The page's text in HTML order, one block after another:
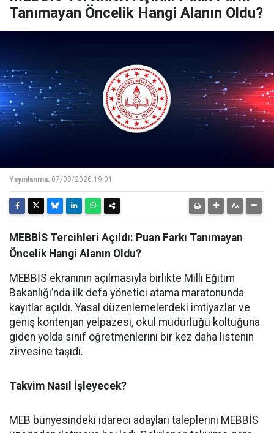
Tanımayan Öncelik Hangi Alanın Oldu?
Yayınlanma: 07/08/2026 19:01
MEBBİS Tercihleri Açıldı: Puan Farkı Tanımayan
Öncelik Hangi Alanın Oldu?
MEBBİS ekranının açılmasıyla birlikte Milli Eğitim
Bakanlığı’nda ilk defa yönetici atama maratonunda
kayıtlar açıldı. Yasal düzenlemelerdeki imtiyazlar ve
geniş kontenjan yelpazesi, okul müdürlüğü koltuğuna
giden yolda sınıf öğretmenlerini bir kez daha listenin
zirvesine taşıdı.
Takvim Nasıl İşleyecek?
MEB bünyesindeki idareci adayları taleplerini MEBBİS